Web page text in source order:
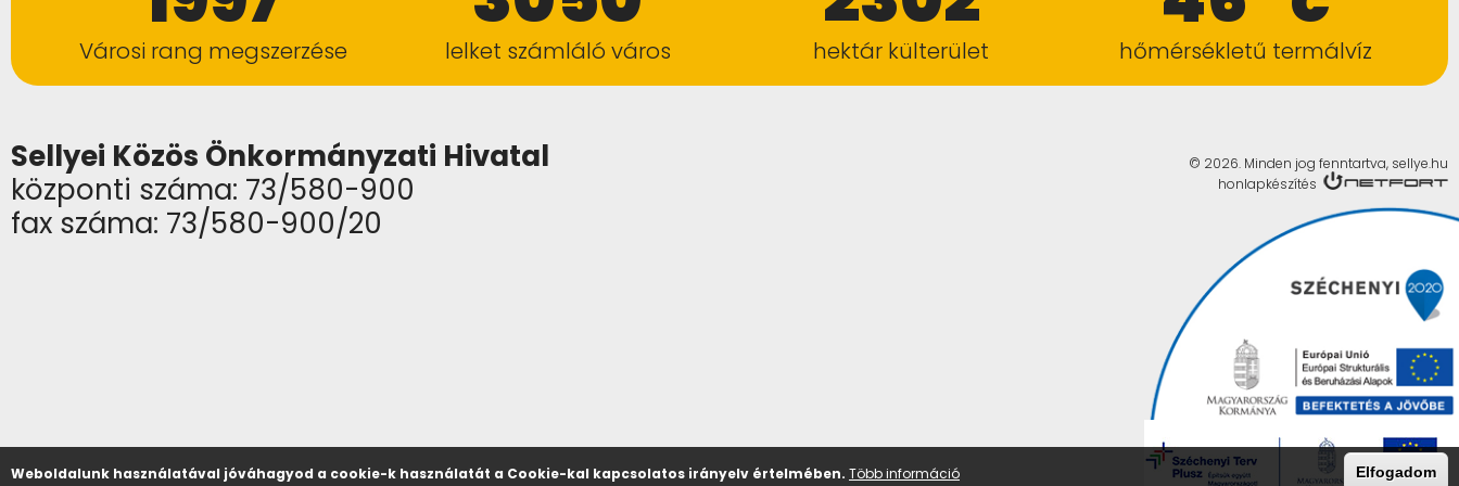
Városi rang megszerzése lelket számláló város hektár külterület hőmérsékletű termálvíz
Sellyei Közös Önkormányzati Hivatal
központi száma: 73/580-900
fax száma: 73/580-900/20
© 2026. Minden jog fenntartva, sellye.hu
honlapkészítés
Weboldalunk használatával jóváhagyod a cookie-k használatát a Cookie-kal kapcsolatos irányelv értelmében. Több információ Elfogadom